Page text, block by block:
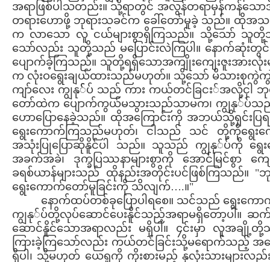
အရာဖြစ်ပါသတည်း။ သို့ရာတွင် အလွန်တရာမှန်ကန်သေ
တရားဟောဖို့ ဘုရားသခင်က ခေါ်တော်မူခဲ့ သည်။ ထိုအ
က လာသော လူ ငယ်များစွာရှိကြသည်။ သို့သော် သူတို့
သော်လည်း သူတို့သည် မပြောင်းလဲကြပါ။ နောက်ဆုံ
ပျောက်ခဲ့ကြသည်။ သူတို့ရရှိသောအကျိုးကျေးဇူးအာ
က လုံးဝရွေးချယ်ထားသည်မဟုတ်။ သို့သော် မိသားစု
ကျာ်လေး ကျွနု််ပ် သည် ကား ကယ်တင်ခြငး်အလို့ငှါ
တော်ထဲက ပျောက်ကွယ်မသွားသည်သာမက၊ ကျွနု်ပ်သည် နှ
ဟောပြောနေခဲ့သည်။ ထိုအကြောင်းကို အဘယ်သို့ရှင်းပ
ရွေးကောက်ကြသည်မဟုတ်၊ ငါသည် သင် တို့ကိုရွေး
အသုံးပြုပြောဆိုနိူင်ပါ သည်။ သူသည် ကျွနု်ပ်ကို ရွေး
အခက်အခဲ၊ ဒုက္ခပြဿနာများစွာကို အောင်မြင်စွာ
ခရစ်ယာန်များသည် ထိုနည်းအတိုင်းပင်ဖြစ်ကြသည်။
ရွေးကောက်တော်မူခြင်းကို သိလျက်….။"
နောက်ထပ်တစ်ခုပြောပါရစေ။ သင်သည် ရွေး
ကျွနု်ပ်တို့လုပ်ဆောင်ပေးနိူင်သည့်အရာမရှိတော့ပါ
ဆောင်နိူင်သောအရာလည်း မရှိပါ။ ၄င်းမှာ လူအချို့တို့
ကြားခဲ့ကြသော်လည်း ကယ်တင်ခြင်းသို့မရောက်သည့် အက
ရှိပါ၊ သို့မဟုတ် ယေရှုကို ကိုးစားမည့် နှလုံးသားများ